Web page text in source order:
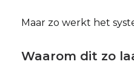
Maar zo werkt het
Waarom dit zo